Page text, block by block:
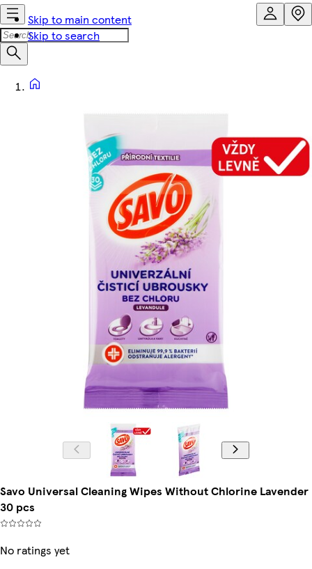
Skip to main content
Skip to search
Savo Universal Cleaning Wipes Without Chlorine Lavender
30 pcs
No ratings yet